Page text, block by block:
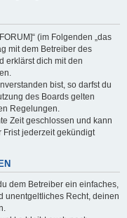
(im Folgenden „das
mit dem Betreiber des
erklärst dich mit den
bist, so darfst du
des Boards gelten
Regelungen.
Zeit geschlossen und kann
jederzeit gekündigt
dem Betreiber ein einfaches,
unentgeltliches Recht, deinen